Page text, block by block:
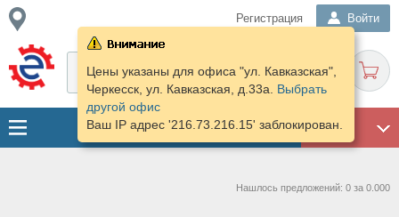
Регистрация Войти
ГАРАЖ
Цены указаны для офиса "ул. Кавказская",
Черкесск, ул. Кавказская, д.33а. Выбрать
другой офис
Ваш IP адрес '216.73.216.15' заблокирован.
Нашлось предложений: 0 за 0.000